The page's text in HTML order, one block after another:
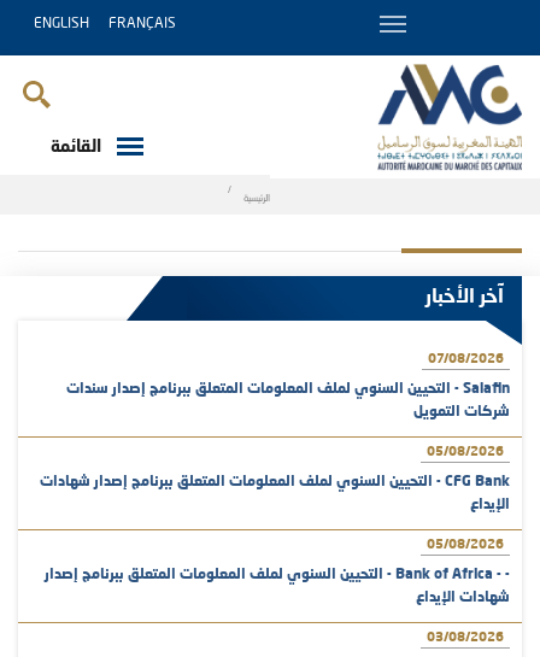
FRANÇAIS
ENGLISH
القائمة
الرئيسية
آخر الأخبار
07/08/2026
Salafin - التحيين السنوي لملف المعلومات المتعلق ببرنامج إصدار سندات
شركات التمويل
05/08/2026
CFG Bank - التحيين السنوي لملف المعلومات المتعلق ببرنامج إصدار شهادات
الإيداع
05/08/2026
- - Bank of Africa - التحيين السنوي لملف المعلومات المتعلق ببرنامج إصدار
شهادات الإيداع
03/08/2026